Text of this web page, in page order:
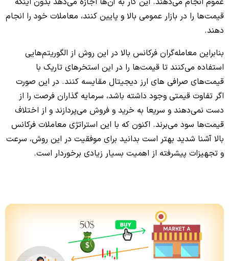
قیمت‌ها را در بازار عمومی بالا و پایین کنند، معاملات خود را انجام
دهند.
بنابراین معامله‌گران فرکانس بالا در این روش از الگوریتم‌هایی
استفاده می‌کنند تا قیمت‌ها را در این استخرهای تاریک با
قیمت‌های صرافی های ارز دیجیتال مقایسه کنند. در این صورت
اگر تفاوت قیمتی وجود داشته باشد، سرمایه گذاران فرصت را از
دست نمی‌دهند و سریعا به خرید و فروش می‌پردازند و از اختلاف
قیمت‌ها سود می‌برند. اکنون که با این استراتژی معاملات فرکانس
بالا آشنا شدید بهتر است بدانید برای موفقیت در این روش، سرعت
و تجهیزات پیشرفته از اهمیت بسیار زیادی برخوردار است.